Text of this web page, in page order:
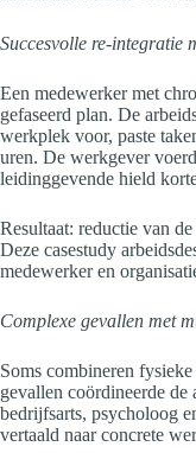
Succesvolle re-integratie
Een medewerker met
gefaseerd plan. De
werkplek voor, paste
uren. De werkgever
leidinggevende hield
Resultaat: reductie van
Deze casestudy
medewerker en
Complexe gevallen met
Soms combineren
gevallen coördineerde de
bedrijfsarts, psycholoog
vertaald naar concrete